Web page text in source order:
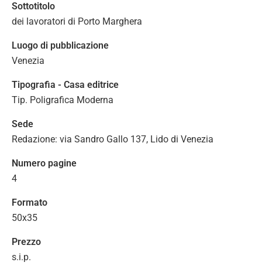
Sottotitolo
dei lavoratori di Porto Marghera
Luogo di pubblicazione
Venezia
Tipografia - Casa editrice
Tip. Poligrafica Moderna
Sede
Redazione: via Sandro Gallo 137, Lido di Venezia
Numero pagine
4
Formato
50x35
Prezzo
s.i.p.